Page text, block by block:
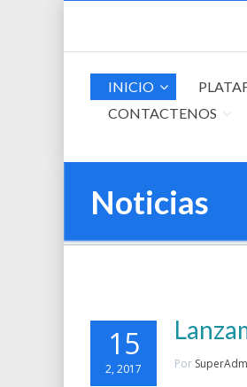
INICIO
CONTACTENOS
Noticias
15
2, 2017 Por